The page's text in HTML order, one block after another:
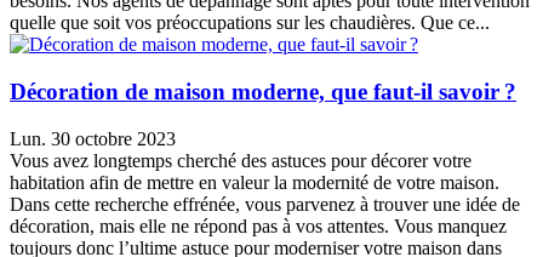
quelle que soit vos préoccupations sur les chaudières. Que ce...
Décoration de maison moderne, que faut-il savoir ?
Lun. 30 octobre 2023
Vous avez longtemps cherché des astuces pour décorer votre
habitation afin de mettre en valeur la modernité de votre maison.
Dans cette recherche effrénée, vous parvenez à trouver une idée de
décoration, mais elle ne répond pas à vos attentes. Vous manquez
toujours donc l’ultime astuce pour moderniser votre maison dans